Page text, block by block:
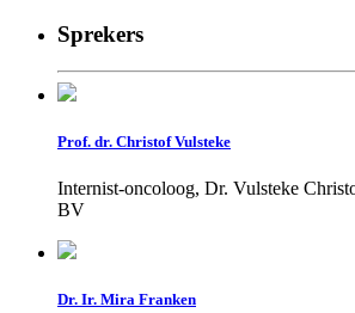
Sprekers
Prof. dr. Christof Vulsteke
Internist-oncoloog, Dr. Vulsteke
BV
Dr. Ir. Mira Franken